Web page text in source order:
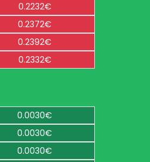
0.2232€
0.2372€
0.2392€
0.2332€
0.0030€
0.0030€
0.0030€